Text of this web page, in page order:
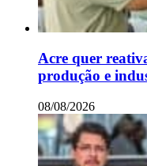
Acre quer
produção e
08/08/2026